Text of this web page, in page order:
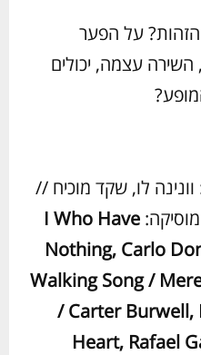
הזהות? על הפער
השירה עצמה, יכולים
לו, שקד מוכיח //
I Who Have
Nothing, Carlo
Walking Song /
/ Carter Burwell,
Heart, Rafael